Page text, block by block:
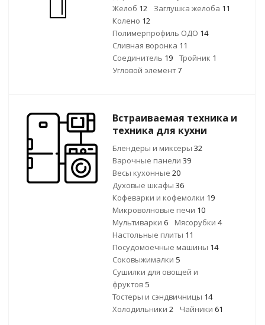
Желоб 12 Заглушка желоба 11
Колено 12
Полимерпрофиль ОДО 14
Сливная воронка 11
Соединитель 19 Тройник 1
Угловой элемент7
Встраиваемая техника и
техника для кухни
Блендеры и миксеры 32
Варочные панели 39
Весы кухонные 20
Духовые шкафы 36
Кофеварки и кофемолки 19
Микроволновые печи 10
Мультиварки 6 Мясорубки 4
Настольные плиты 11
Посудомоечные машины 14
Соковыжималки 5
Сушилки для овощей и
фруктов 5
Тостеры и сэндвичницы 14
Холодильники 2 Чайники 61